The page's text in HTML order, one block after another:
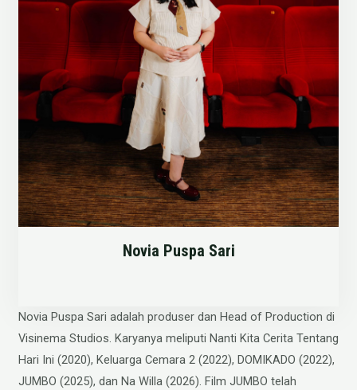
Novia Puspa Sari
Novia Puspa Sari adalah produser dan Head of Production di
Visinema Studios. Karyanya meliputi Nanti Kita Cerita Tentang
Hari Ini (2020), Keluarga Cemara 2 (2022), DOMIKADO (2022),
JUMBO (2025), dan Na Willa (2026). Film JUMBO telah